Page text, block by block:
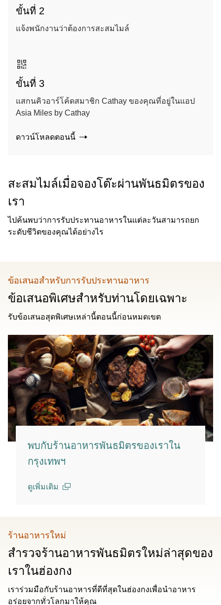
ขั้นที่ 2
แจ้งพนักงานว่าต้องการสะสมไมล์
ขั้นที่ 3
แสกนคิวอาร์โค้ดสมาชิก Cathay ของคุณที่อยู่ในแอป
Asia Miles by Cathay
ดาวน์โหลดตอนนี้
สะสมไมล์เมื่อจองโต๊ะผ่านพันธมิตรของ
เรา
ไปค้นพบว่าการรับประทานอาหารในแต่ละวันสามารถยก
ระดับชีวิตของคุณได้อย่างไร
ข้อเสนอสําหรับการรับประทานอาหาร
ข้อเสนอพิเศษสําหรับท่านโดยเฉพาะ
รับข้อเสนอสุดพิเศษเหล่านี้ตอนนี้ก่อนหมดเขต
พบกับร้านอาหารพันธมิตรของเราใน
กรุงเทพฯ
ดูเพิ่มเติม
ร้านอาหารใหม่
สำรวจร้านอาหารพันธมิตรใหม่ล่าสุดของ
เราในฮ่องกง
เราร่วมมือกับร้านอาหารที่ดีที่สุดในฮ่องกงเพื่อนำอาหาร
อร่อยจากทั่วโลกมาให้คุณ